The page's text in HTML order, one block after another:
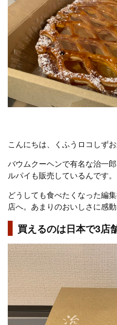
こんにちは、くふうロコしずお
バウムクーヘンで有名な治一
ルパイも販売しているんです。
どうしても食べたくなった編
店へ。あまりのおいしさに感
買えるのは日本で3店